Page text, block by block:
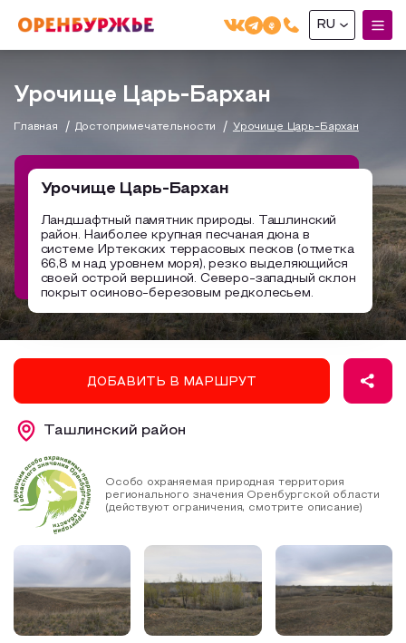
О РЕГИОНЕ
О регионе
Бузулук и Бузулукский район
Соль-Илецкий район
Саракташский район
МОЙ МАРШРУТ
Маршруты от туроператоров
Промышленный туризм
Пешеходный туризм
Сельский туризм
Образовательный туризм
Аттестованные экскурсоводы
Маршруты от экскурсоводов
Все маршруты
Доступная среда
ГДЕ ПОЕСТЬ
ГДЕ ОСТАНОВИТЬСЯ
СУВЕНИРЫ
НАЦИОНАЛЬНЫЙ ТУРИСТСКИЙ МАРШРУТ
RU
Русский(RU)
Урочище Царь-Бархан
Главная Достопримечательности Урочище Царь-Бархан
Урочище Царь-Бархан
Ландшафтный памятник природы. Ташлинский
район. Наиболее крупная песчаная дюна в
системе Иртекских террасовых песков (отметка
66,8 м над уровнем моря), резко выделяющийся
своей острой вершиной. Северо-западный склон
покрыт осиново-березовым редколесьем.
ДОБАВИТЬ В МАРШРУТ
Ташлинский район
Особо охраняемая природная территория
регионального значения Оренбургской области
(действуют ограничения, смотрите описание)